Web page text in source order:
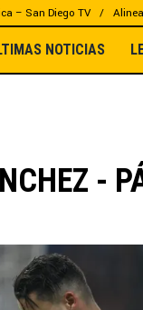
– San Diego TV
NOTICIAS
-